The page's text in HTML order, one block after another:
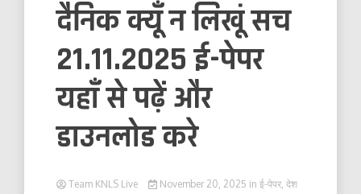
दैनिक क्यूँ न लिखूं सच
21.11.2025 ई-पेपर
यहाँ से पढ़ें और
डाउनलोड करे
Team KNLS Live November 20, 2025 in ई-पेपर, देश